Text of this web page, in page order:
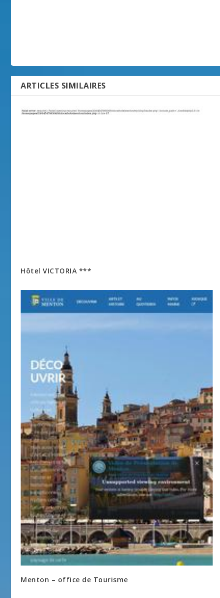
ARTICLES SIMILAIRES
Hôtel VICTORIA ***
Menton – office de Tourisme